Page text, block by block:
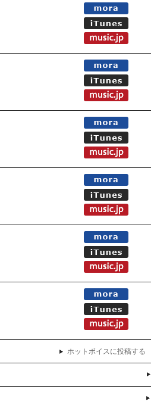
ホットボイスに投稿する